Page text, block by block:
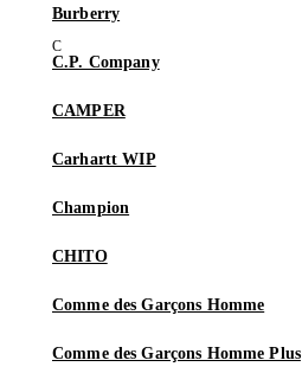
Burberry
C.P. Company
CAMPER
Carhartt WIP
Champion
CHITO
Comme des Garçons Homme
Comme des Garçons Homme Plus